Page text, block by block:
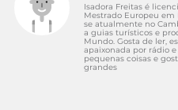
Isadora Freitas é
Mestrado Europeu em
se atualmente no
a guias turísticos e
Mundo. Gosta de ler,
apaixonada por rádio
pequenas coisas e
grandes